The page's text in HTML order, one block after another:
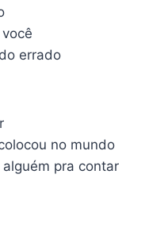
errado
no mundo
pra contar